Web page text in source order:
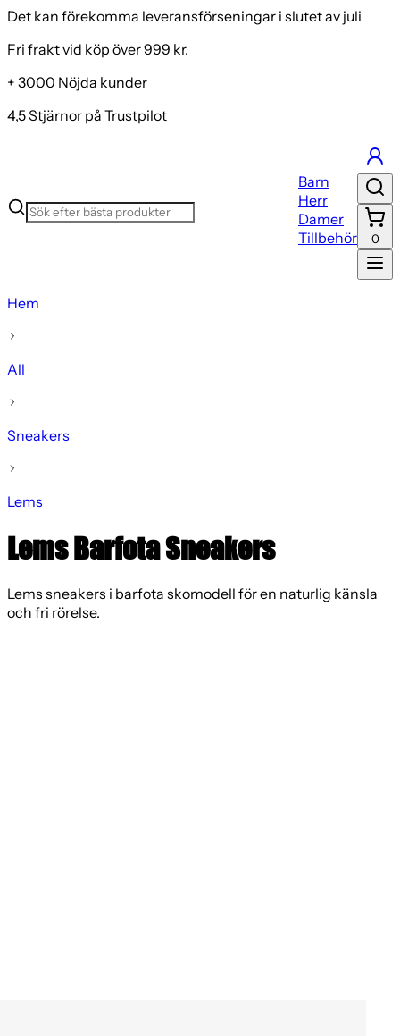
Det kan förekomma leveransförseningar i slutet av juli
Fri frakt vid köp över 999 kr.
+ 3000 Nöjda kunder
4,5 Stjärnor på Trustpilot
Barn
Herr
Damer
Tillbehör
0
Hem
All
Sneakers
Lems
Lems Barfota Sneakers
Lems sneakers i barfota skomodell för en naturlig känsla
och fri rörelse.